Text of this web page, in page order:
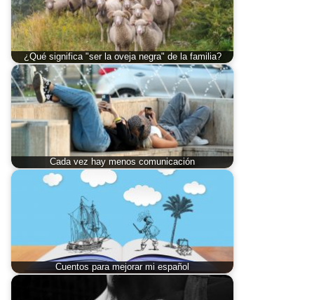
¿Qué significa "ser la oveja negra" de la familia?
Cada vez hay menos comunicación
Cuentos para mejorar mi español